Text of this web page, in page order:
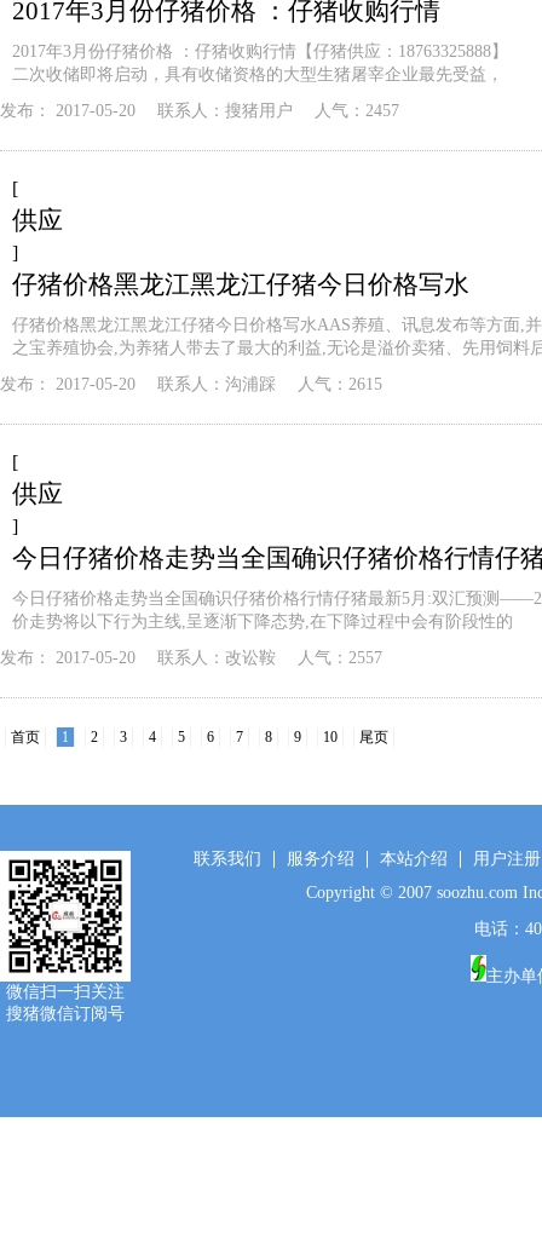
2017年3月份仔猪价格 ：仔猪收购行情
2017年3月份仔猪价格 ：仔猪收购行情【仔猪供应：18763325888】
二次收储即将启动，具有收储资格的大型生猪屠宰企业最先受益，
发布： 2017-05-20 联系人： 搜猪用户 人气：2457
[
供应
]
仔猪价格黑龙江黑龙江仔猪今日价格写水
仔猪价格黑龙江黑龙江仔猪今日价格写水AAS养殖、讯息发布等方面,
之宝养殖协会,为养猪人带去了最大的利益,无论是溢价卖猪、先用饲料
发布： 2017-05-20 联系人： 沟浦踩 人气：2615
[
供应
]
今日仔猪价格走势当全国确识仔猪价格行情仔
今日仔猪价格走势当全国确识仔猪价格行情仔猪最新5月:双汇预测
价走势将以下行为主线,呈逐渐下降态势,在下降过程中会有阶段性的
发布： 2017-05-20 联系人： 改讼鞍 人气：2557
首页 1 2 3 4 5 6 7 8 9 10 尾页
微信扫一扫关注
搜猪微信订阅号
联系我们 服务介绍 本站介绍
用户注册
Copyright © 2007 soozhu.com
电话：
主办单